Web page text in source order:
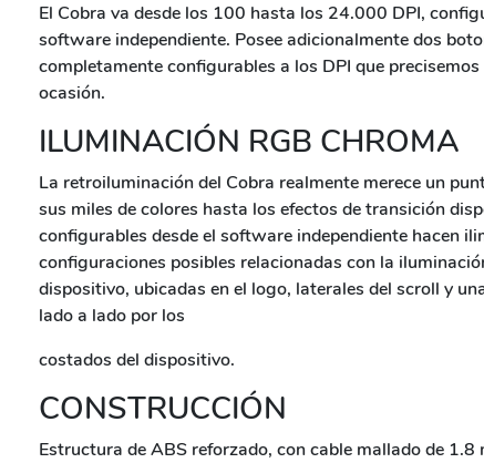
El Cobra va desde los 100 hasta los 24.000 DPI,
software independiente. Posee adicionalmente dos
completamente configurables a los DPI que
ocasión.
ILUMINACIÓN RGB CHROMA
La retroiluminación del Cobra realmente merece un
sus miles de colores hasta los efectos de transición
configurables desde el software independiente hacen
configuraciones posibles relacionadas con la
dispositivo, ubicadas en el logo, laterales del scroll y
lado a lado por los
costados del dispositivo.
CONSTRUCCIÓN
Estructura de ABS reforzado, con cable mallado de 1.8